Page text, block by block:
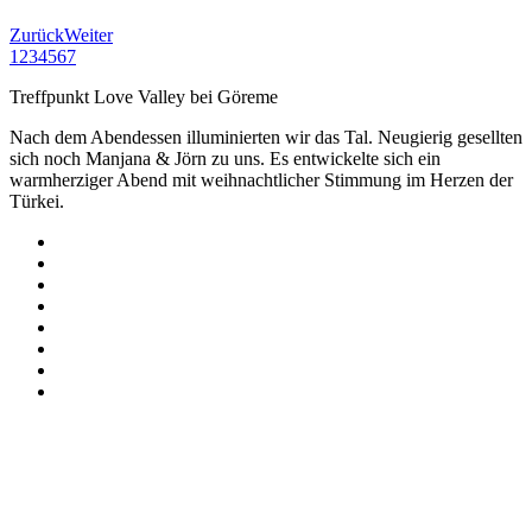
ZurückWeiter
1 234567
Treffpunkt Love Valley bei Göreme
Nach dem Abendessen illuminierten wir das Tal. Neugierig gesellten
sich noch Manjana & Jörn zu uns. Es entwickelte sich ein
warmherziger Abend mit weihnachtlicher Stimmung im Herzen der
Türkei.